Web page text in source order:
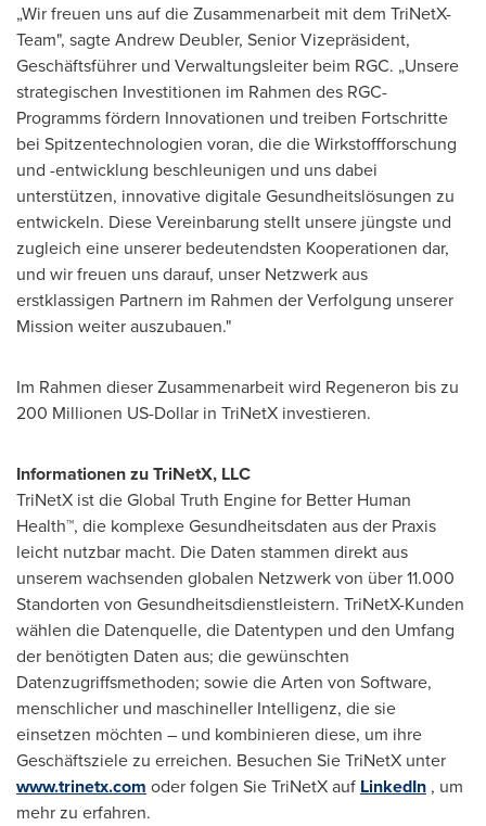
„Wir freuen uns auf die Zusammenarbeit mit dem TriNetX-
Team", sagte Andrew Deubler, Senior Vizepräsident,
Geschäftsführer und Verwaltungsleiter beim RGC. „Unsere
strategischen Investitionen im Rahmen des RGC-
Programms fördern Innovationen und treiben Fortschritte
bei Spitzentechnologien voran, die die Wirkstoffforschung
und -entwicklung beschleunigen und uns dabei
unterstützen, innovative digitale Gesundheitslösungen zu
entwickeln. Diese Vereinbarung stellt unsere jüngste und
zugleich eine unserer bedeutendsten Kooperationen dar,
und wir freuen uns darauf, unser Netzwerk aus
erstklassigen Partnern im Rahmen der Verfolgung unserer
Mission weiter auszubauen."
Im Rahmen dieser Zusammenarbeit wird Regeneron bis zu
200 Millionen US-Dollar in TriNetX investieren.
Informationen zu TriNetX, LLC
TriNetX ist die Global Truth Engine for Better Human
Health™, die komplexe Gesundheitsdaten aus der Praxis
leicht nutzbar macht. Die Daten stammen direkt aus
unserem wachsenden globalen Netzwerk von über 11.000
Standorten von Gesundheitsdienstleistern. TriNetX-Kunden
wählen die Datenquelle, die Datentypen und den Umfang
der benötigten Daten aus; die gewünschten
Datenzugriffsmethoden; sowie die Arten von Software,
menschlicher und maschineller Intelligenz, die sie
einsetzen möchten – und kombinieren diese, um ihre
Geschäftsziele zu erreichen. Besuchen Sie TriNetX unter
www.trinetx.com oder folgen Sie TriNetX auf LinkedIn , um
mehr zu erfahren.